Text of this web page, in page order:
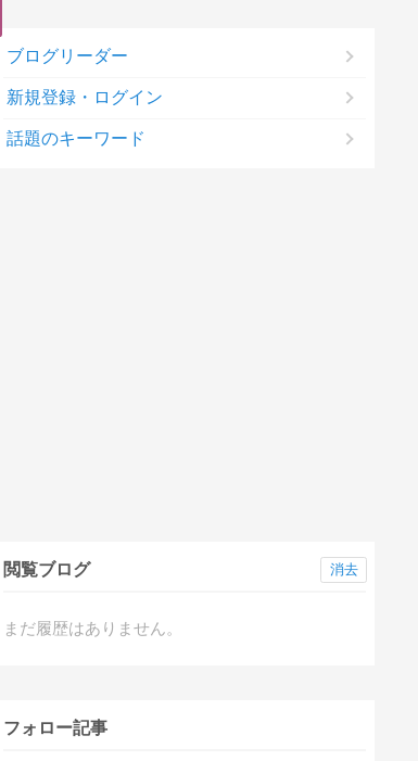
ブログリーダー
新規登録・ログイン
話題のキーワード
閲覧ブログ
まだ履歴はありません。
消去
フォロー記事